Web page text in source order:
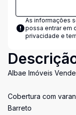
As informações
possa entrar em
privacidade e
Albae Imóveis Vende
Cobertura com
Barreto